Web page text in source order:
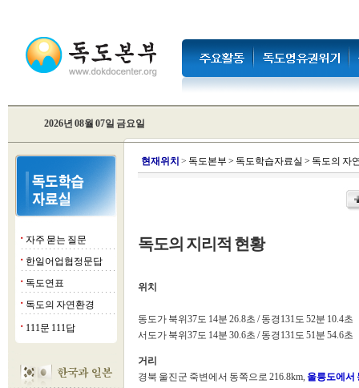
2026년 08월 07일 금요일
■ 자주 묻는 질문
■ 한일어업협정문답
■ 독도연표
■ 독도의 자연환경
■ 111문 111답
현재위치 > 독도본부 > 독도학습자료실 > 독도의 자
독도의 지리적 현황
위치
동도가 북위37도 14분 26.8초 / 동경131도 52분 10.4초
서도가 북위37도 14분 30.6초 / 동경131도 51분 54.6초
거리
경북 울진군 죽변에서 동쪽으로 216.8km, 울릉도에서